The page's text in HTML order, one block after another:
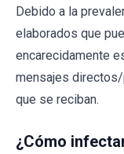
Debido a la
elaborados que
encarecidamente
mensajes
que se reciban.
¿Cómo